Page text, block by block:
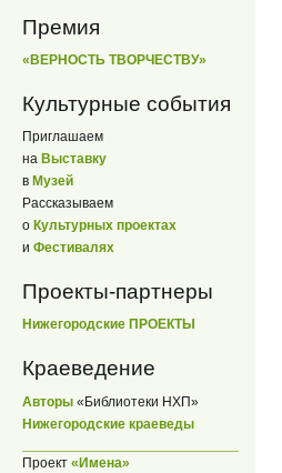
Премия
«ВЕРНОСТЬ ТВОРЧЕСТВУ»
Культурные события
Приглашаем
на Выставку
в Музей
Рассказываем
о Культурных проектах
и Фестивалях
Проекты-партнеры
Нижегородские ПРОЕКТЫ
Краеведение
Авторы «Библиотеки НХП»
Нижегородские краеведы
Проект «Имена»